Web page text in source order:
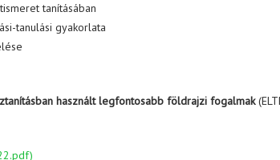
tanításában
tanulási gyakorlata
használt legfontosabb földrajzi fogalmak